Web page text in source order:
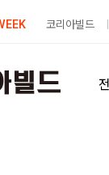
코리아빌드